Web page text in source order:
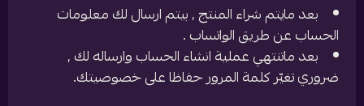
بعد مايتم شراء المنتج , بيتم ارسال لك معلومات
الحساب عن طريق الواتساب .
بعد ماتنتهي عملية انشاء الحساب وارساله لك ,
ضروري تغيّر كلمة المرور حفاظا على خصوصيتك.